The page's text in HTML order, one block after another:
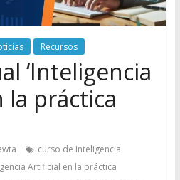
Recursos
‘Inteligencia
práctica
curso de Inteligencia
Artificial en la práctica